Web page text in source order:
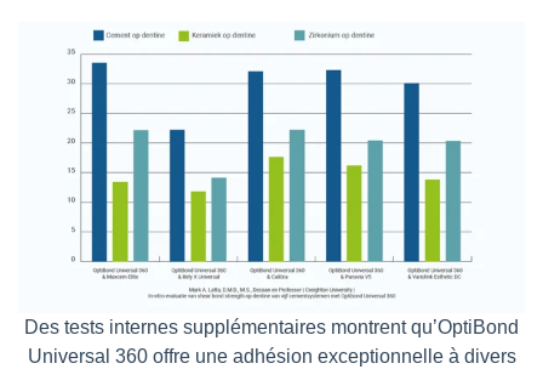
Des tests internes supplémentaires montrent qu’OptiBond
Universal 360 offre une adhésion exceptionnelle à divers